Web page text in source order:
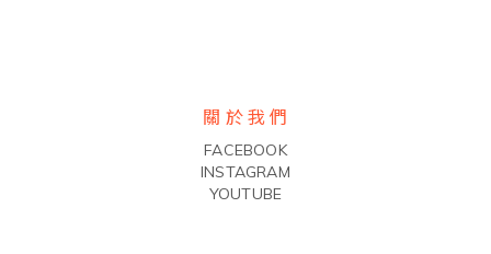
關 於 我 們
FACEBOOK
INSTAGRAM
YOUTUBE